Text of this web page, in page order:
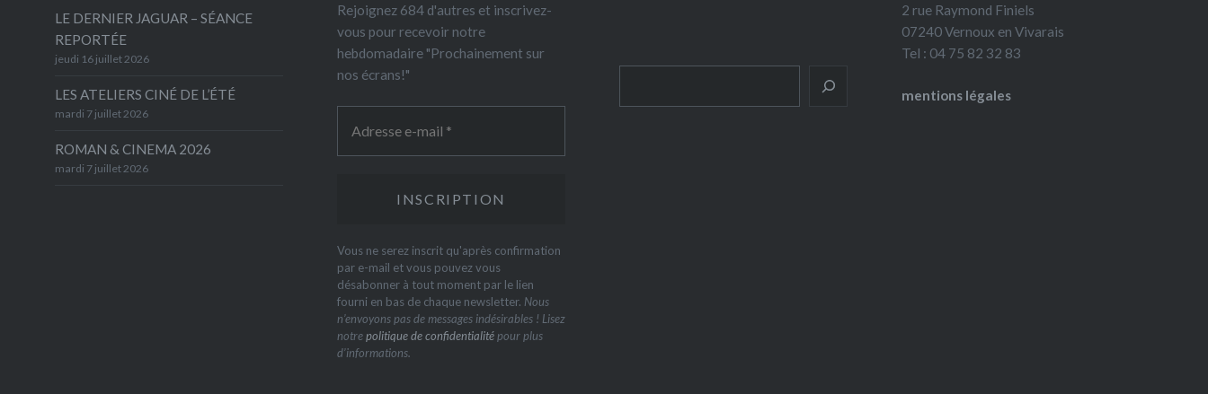
LE DERNIER JAGUAR – SÉANCE
REPORTÉE
jeudi 16 juillet 2026
LES ATELIERS CINÉ DE L’ÉTÉ
mardi 7 juillet 2026
ROMAN & CINEMA 2026
mardi 7 juillet 2026
Rejoignez 684 d'autres et inscrivez-
vous pour recevoir notre
hebdomadaire "Prochainement sur
nos écrans!"
Vous ne serez inscrit qu'après confirmation
par e-mail et vous pouvez vous
désabonner à tout moment par le lien
fourni en bas de chaque newsletter. Nous
n’envoyons pas de messages indésirables ! Lisez
notrepolitique de confidentialitépour plus
d’informations.
2 rue Raymond Finiels
07240 Vernoux en Vivarais
Tel : 04 75 82 32 83
mentions légales